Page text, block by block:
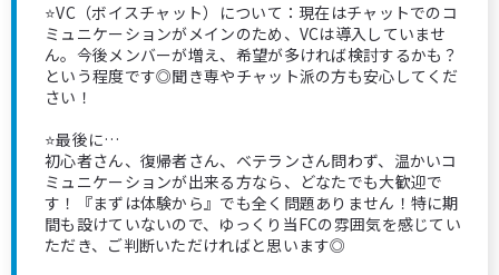
⭐️VC（ボイスチャット）について：現在はチャットでのコ
ミュニケーションがメインのため、VCは導入していませ
ん。今後メンバーが増え、希望が多ければ検討するかも？
という程度です◎聞き専やチャット派の方も安心してくだ
さい！
⭐️最後に…
初心者さん、復帰者さん、ベテランさん問わず、温かいコ
ミュニケーションが出来る方なら、どなたでも大歓迎で
す！『まずは体験から』でも全く問題ありません！特に期
間も設けていないので、ゆっくり当FCの雰囲気を感じてい
ただき、ご判断いただければと思います◎